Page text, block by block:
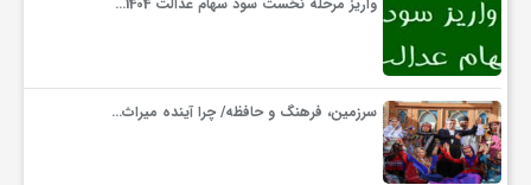
سرزمین، فرهنگ و حافظه/ چرا آینده میراث…